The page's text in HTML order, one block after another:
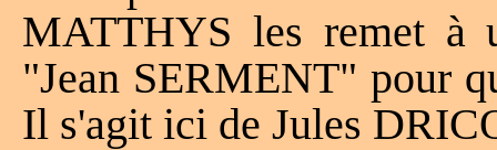
MATTHYS les remet à
"Jean SERMENT" pour
Il s'agit ici de Jules